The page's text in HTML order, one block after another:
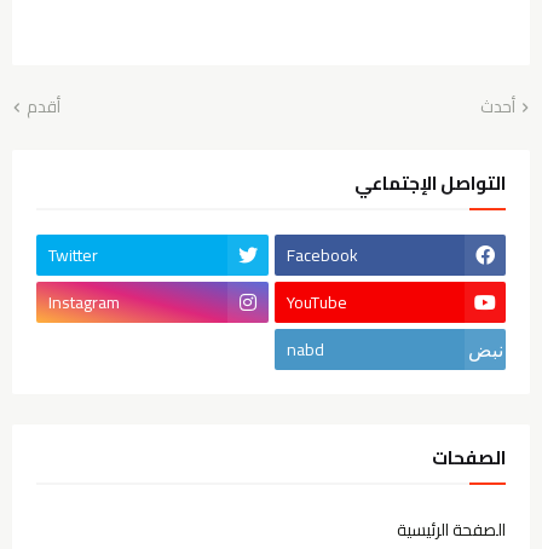
أحدث أقدم
التواصل الإجتماعي
Facebook
Twitter
YouTube
Instagram
nabd
الصفحات
الصفحة الرئيسية